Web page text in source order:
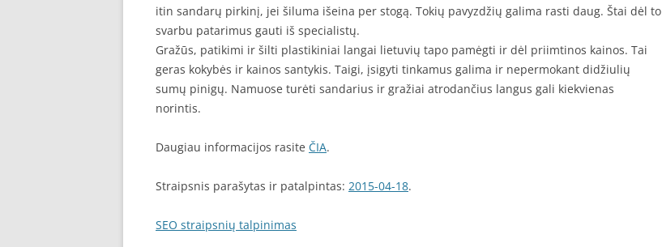
itin sandarų pirkinį, jei šiluma išeina per stogą. Tokių pavyzdžių galima rasti daug. Štai dėl to
svarbu patarimus gauti iš specialistų.
Gražūs, patikimi ir šilti plastikiniai langai lietuvių tapo pamėgti ir dėl priimtinos kainos. Tai
geras kokybės ir kainos santykis. Taigi, įsigyti tinkamus galima ir nepermokant didžiulių
sumų pinigų. Namuose turėti sandarius ir gražiai atrodančius langus gali kiekvienas
norintis.
Daugiau informacijos rasite ČIA.
Straipsnis parašytas ir patalpintas: 2015-04-18.
SEO straipsnių talpinimas